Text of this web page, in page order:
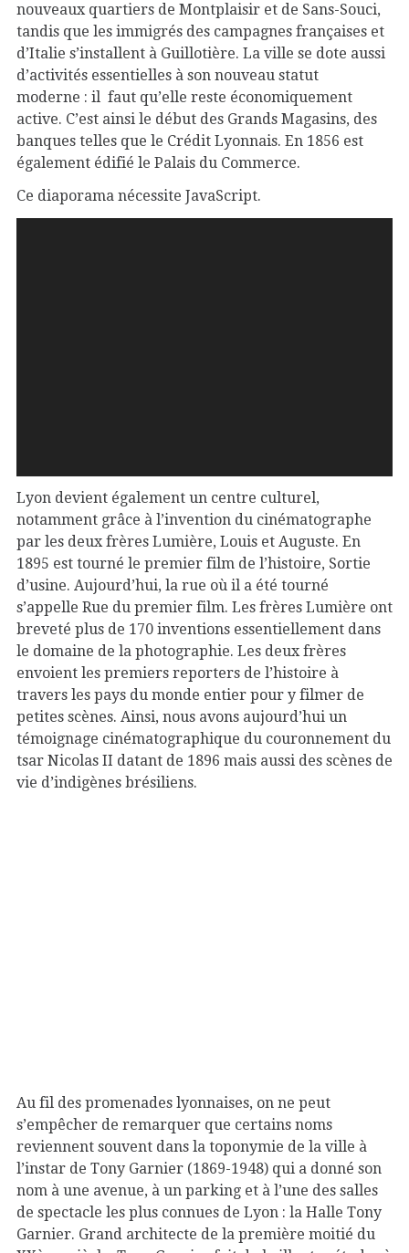
nouveaux quartiers de Montplaisir et de Sans-Souci,
tandis que les immigrés des campagnes françaises et
d’Italie s’installent à Guillotière. La ville se dote aussi
d’activités essentielles à son nouveau statut
moderne : il faut qu’elle reste économiquement
active. C’est ainsi le début des Grands Magasins, des
banques telles que le Crédit Lyonnais. En 1856 est
également édifié le Palais du Commerce.
Ce diaporama nécessite JavaScript.
Lyon devient également un centre culturel,
notamment grâce à l’invention du cinématographe
par les deux frères Lumière, Louis et Auguste. En
1895 est tourné le premier film de l’histoire, Sortie
d’usine. Aujourd’hui, la rue où il a été tourné
s’appelle Rue du premier film. Les frères Lumière ont
breveté plus de 170 inventions essentiellement dans
le domaine de la photographie. Les deux frères
envoient les premiers reporters de l’histoire à
travers les pays du monde entier pour y filmer de
petites scènes. Ainsi, nous avons aujourd’hui un
témoignage cinématographique du couronnement du
tsar Nicolas II datant de 1896 mais aussi des scènes de
vie d’indigènes brésiliens.
Louis et Auguste Lumière.
Au fil des promenades lyonnaises, on ne peut
s’empêcher de remarquer que certains noms
reviennent souvent dans la toponymie de la ville à
l’instar de Tony Garnier (1869-1948) qui a donné son
nom à une avenue, à un parking et à l’une des salles
de spectacle les plus connues de Lyon : la Halle Tony
Garnier. Grand architecte de la première moitié du